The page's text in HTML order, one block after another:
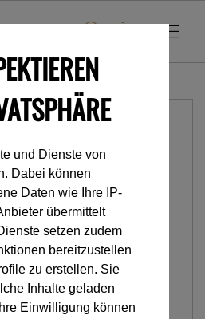
und Dienste von
Dabei können
Daten wie Ihre IP-
übermittelt
setzen zudem
bereitzustellen
zu erstellen. Sie
Inhalte geladen
Einwilligung können